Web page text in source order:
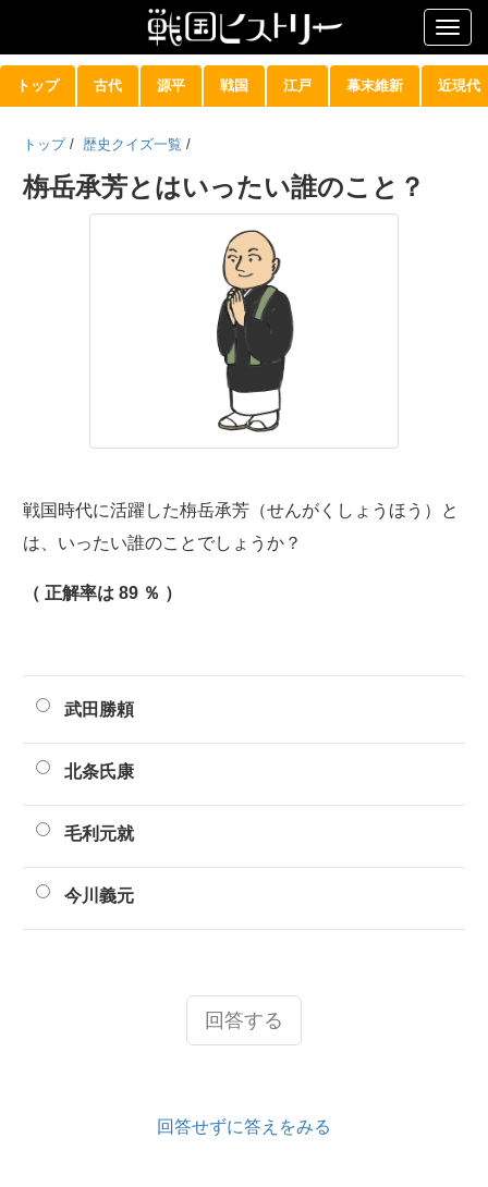
トップ 古代 源平 戦国 江戸 幕末維新 近現代
トップ / 歴史クイズ一覧 /
栴岳承芳とはいったい誰のこと？
戦国時代に活躍した栴岳承芳（せんがくしょうほう）と
は、いったい誰のことでしょうか？
（ 正解率は 89 ％ ）
武田勝頼
北条氏康
毛利元就
今川義元
回答する
回答せずに答えをみる